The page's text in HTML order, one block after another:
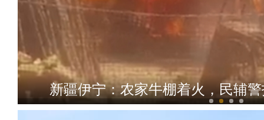
新疆伊宁：农家牛棚着火，民辅